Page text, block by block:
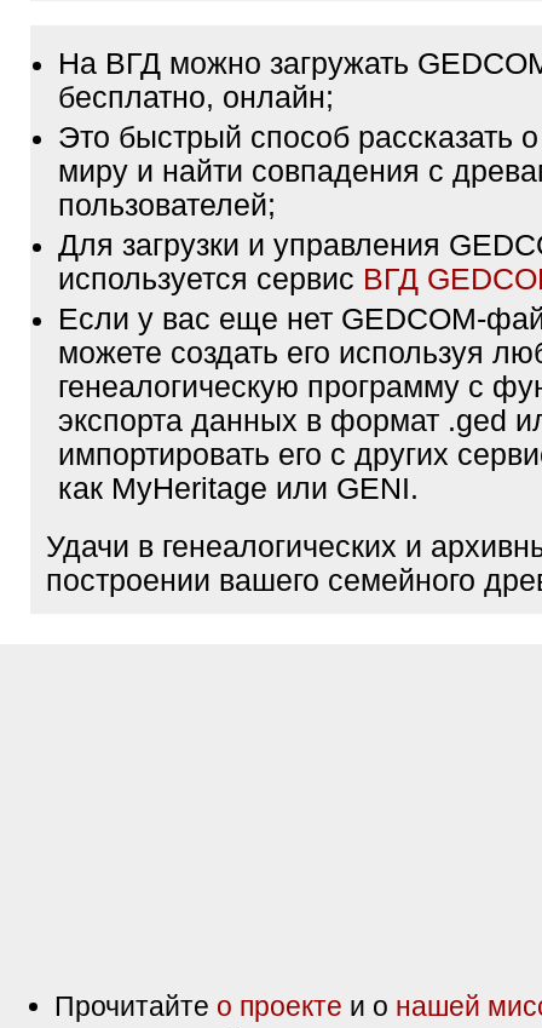
На ВГД можно загружать
бесплатно, онлайн;
Это быстрый способ рассказать
миру и найти совпадения с
пользователей;
Для загрузки и управления
используется сервис ВГД
Если у вас еще нет GEDCOM-
можете создать его используя
генеалогическую программу с
экспорта данных в формат .ged
импортировать его с других
как MyHeritage или GENI.
Удачи в генеалогических и
построении вашего семейного
Прочитайте о проекте и о нашей